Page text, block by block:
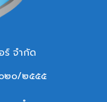
ร์ จำกัด
๐๒๐/๒๕๕๕